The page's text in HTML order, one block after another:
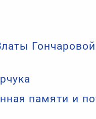
Гончаровой
памяти и